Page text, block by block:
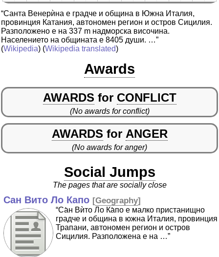
“Санта Венерѝна е градче и община в Южна Италия,
провинция Катания, автономен регион и остров Сицилия.
Разположено е на 337 m надморска височина.
Населението на общината е 8405 души. …”
(Wikipedia) (Wikipedia translated)
Awards
AWARDS for CONFLICT
(No awards for conflict)
AWARDS for ANGER
(No awards for anger)
Social Jumps
The pages that are socially close
Сан Вито Ло Капо [Geography]
“Са̀н Вѝто Ло Ка̀по е малко пристанищно
градче и община в южна Италия, провинция
Трапани, автономен регион и остров
Сицилия. Разположена е на …”